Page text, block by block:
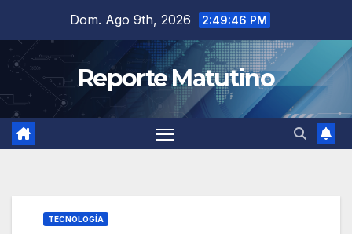
contenido
Dom. Ago 9th, 2026 2:49:47 PM
Reporte Matutino
TECNOLOGÍA